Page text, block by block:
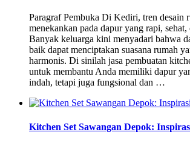
Paragraf Pembuka Di Kediri, tren desain
menekankan pada dapur yang rapi, sehat,
Banyak keluarga kini menyadari bahwa
baik dapat menciptakan suasana rumah
harmonis. Di sinilah jasa pembuatan
untuk membantu Anda memiliki dapur
indah, tetapi juga fungsional dan …
Kitchen Set Sawangan Depok: